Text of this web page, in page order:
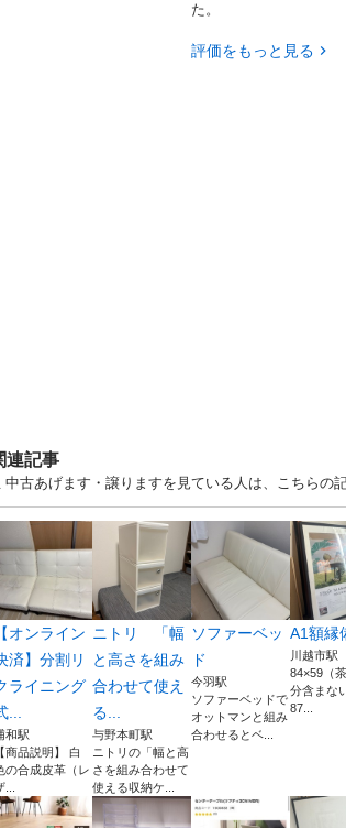
た。
評価をもっと見る
連記事
古あげます・譲りますを見ている人は、こちらの
【オンライン
済】分割リ
ライニング
...
和駅
【商品説明】 白
の合成皮革（レ
...
ニトリ 「幅
と高さを組み
合わせて使え
る...
与野本町駅
ニトリの「幅と高
さを組み合わせて
使える収納ケ...
ソファーベッ
ド
今羽駅
ソファーベッドで
オットマンと組み
合わせるとベ...
A1額縁
川越市駅
84×59（
分含まな
87...